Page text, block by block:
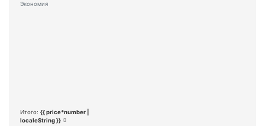
Экономия
Итого: {{ price*number |
localeString }}